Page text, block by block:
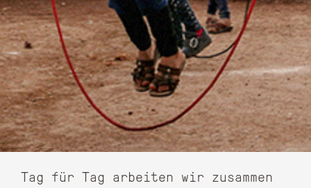
Tag für Tag arbeiten wir zusammen